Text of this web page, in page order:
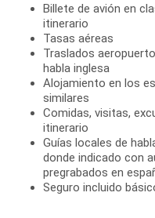
Billete de avión en
itinerario
Tasas aéreas
Traslados
habla inglesa
Alojamiento en los
similares
Comidas, visitas,
itinerario
Guías locales de
donde indicado con
pregrabados en
Seguro incluido